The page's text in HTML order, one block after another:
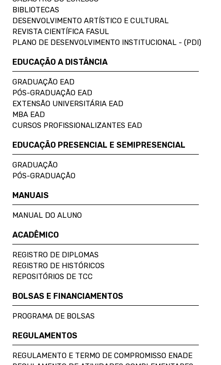
BIBLIOTECAS
DESENVOLVIMENTO ARTÍSTICO E CULTURAL
REVISTA CIENTÍFICA FASUL
PLANO DE DESENVOLVIMENTO INSTITUCIONAL - (PDI)
EDUCAÇÃO A DISTÂNCIA
GRADUAÇÃO EAD
PÓS-GRADUAÇÃO EAD
EXTENSÃO UNIVERSITÁRIA EAD
MBA EAD
CURSOS PROFISSIONALIZANTES EAD
EDUCAÇÃO PRESENCIAL E SEMIPRESENCIAL
GRADUAÇÃO
PÓS-GRADUAÇÃO
MANUAIS
MANUAL DO ALUNO
ACADÊMICO
REGISTRO DE DIPLOMAS
REGISTRO DE HISTÓRICOS
REPOSITÓRIOS DE TCC
BOLSAS E FINANCIAMENTOS
PROGRAMA DE BOLSAS
REGULAMENTOS
REGULAMENTO E TERMO DE COMPROMISSO ENADE